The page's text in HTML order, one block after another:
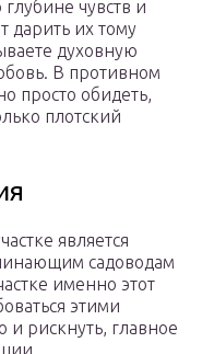
чувств и
дарить их тому
духовную
В противном
просто обидеть,
плотский
является
садоводам
именно этот
этими
рискнуть, главное